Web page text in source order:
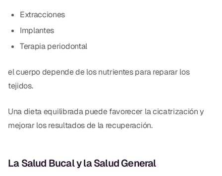
Extracciones
Implantes
Terapia periodontal
el cuerpo depende de los nutrientes para reparar los
tejidos.
Una dieta equilibrada puede favorecer la cicatrización y
mejorar los resultados de la recuperación.
La Salud Bucal y la Salud General